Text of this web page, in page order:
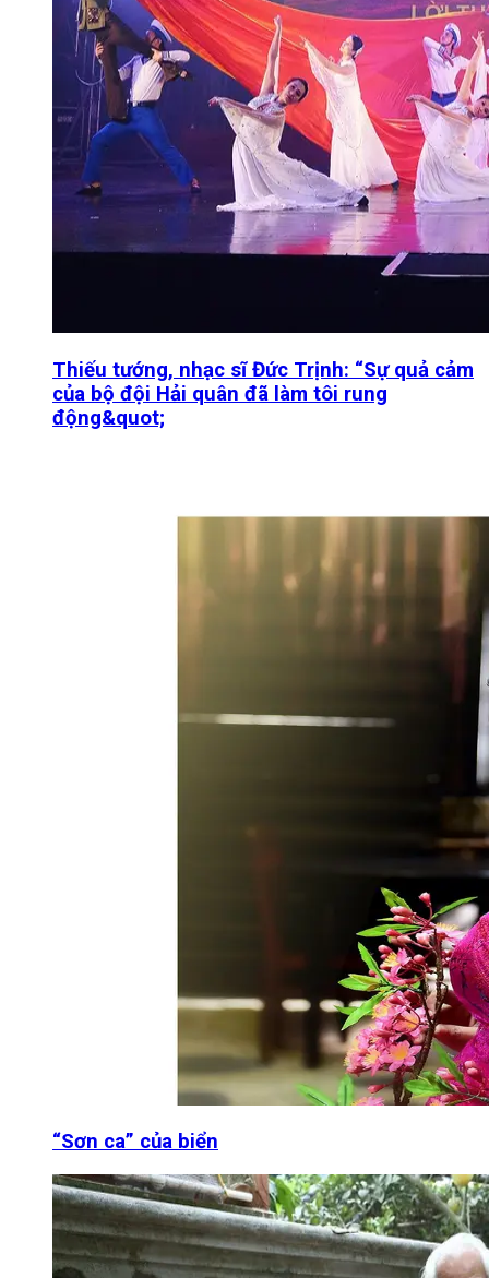
Thiếu tướng, nhạc sĩ Đức Trịnh: “Sự quả cảm
của bộ đội Hải quân đã làm tôi rung
động&quot;
“Sơn ca” của biển